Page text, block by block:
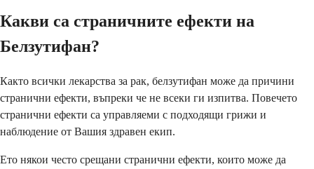
Какви са страничните ефекти на
Белзутифан?
Както всички лекарства за рак, белзутифан може да причини
странични ефекти, въпреки че не всеки ги изпитва. Повечето
странични ефекти са управляеми с подходящи грижи и
наблюдение от Вашия здравен екип.
Ето някои често срещани странични ефекти, които може да